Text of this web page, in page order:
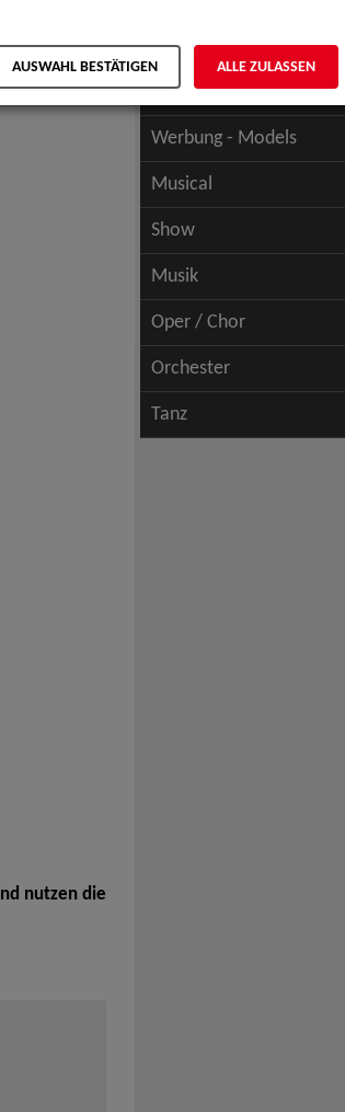
nutzen die
Schauspiel - Figur /
Werbung - Talents
Werbung - Models
Musical
Show
Musik
Oper / Chor
Orchester
Tanz
AUSWAHL BESTÄTIGEN ALLE ZULASSEN